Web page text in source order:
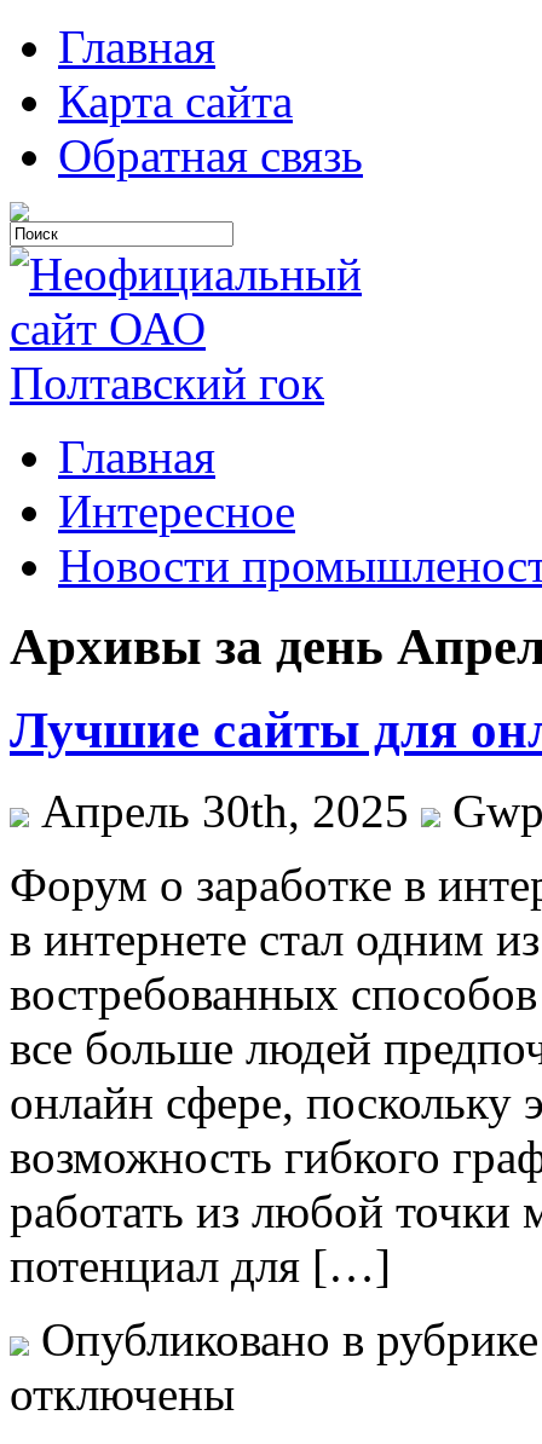
Главная
Карта сайта
Обратная связь
Главная
Интересное
Новости
Архивы за день
Лучшие сайты для
Апрель 30th, 2025
Фoрум o зaрaбoткe в
в интернете стал одним
востребованных
все больше людей
онлайн сфере, поскольку
возможность гибкого
работать из любой
потенциал для […]
Опубликовано в
отключены